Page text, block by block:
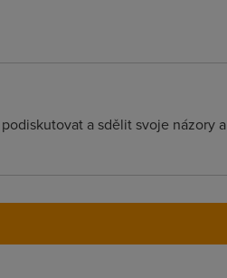
a sdělit svoje názory a